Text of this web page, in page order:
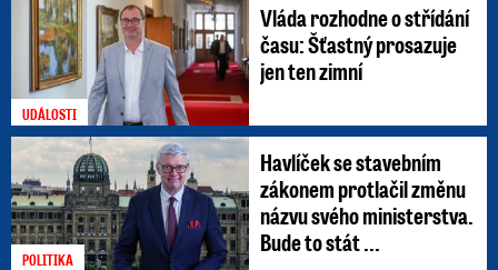
UDÁLOSTI
Vláda rozhodne o střídání
času: Šťastný prosazuje
jen ten zimní
POLITIKA
Havlíček se stavebním
zákonem protlačil změnu
názvu svého ministerstva.
Bude to stát ...